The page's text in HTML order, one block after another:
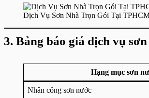
Dịch Vụ Sơn Nhà Trọn Gói Tại
3. Bảng báo giá dịch vụ
Hạng mục sơn
Nhân công sơn nước